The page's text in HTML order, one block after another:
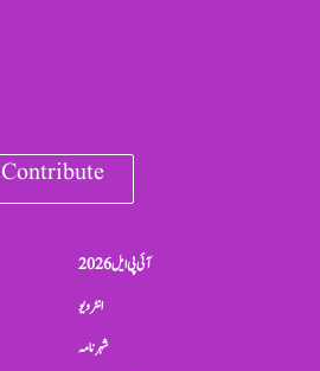
Contribute
آئی پی ایل 2026
انٹرویو
شہرنامہ